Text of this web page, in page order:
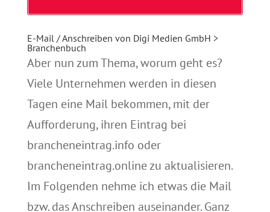
E-Mail / Anschreiben von Digi Medien GmbH >
Branchenbuch
Aber nun zum Thema, worum geht es?
Viele Unternehmen werden in diesen
Tagen eine Mail bekommen, mit der
Aufforderung, ihren Eintrag bei
brancheneintrag.info oder
brancheneintrag.online zu aktualisieren.
Im Folgenden nehme ich etwas die Mail
bzw. das Anschreiben auseinander. Ganz